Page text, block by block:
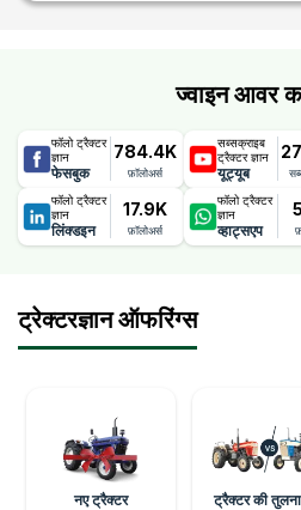
At tractorgyan get Vst Zetor
contact number, email, city,
ज्वाइन आवर
फॉलो ट्रैक्टर
ज्ञान
फेसबुक
784.4K
फ़ॉलोअर्स
सब्सक्राइब
ट्रैक्टर ज्ञान
यूट्यूब
फॉलो ट्रैक्टर
ज्ञान
लिंक्डइन
17.9K
फ़ॉलोअर्स
फॉलो ट्रैक्टर
ज्ञान
व्हाट्सएप
ट्रेक्टरज्ञान ऑफरिंग्स
नए ट्रैक्टर ट्रैक्टर की